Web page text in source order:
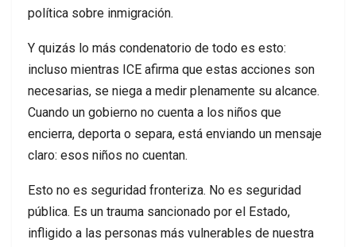
política sobre inmigración.
Y quizás lo más condenatorio de todo es esto:
incluso mientras ICE afirma que estas acciones son
necesarias, se niega a medir plenamente su alcance.
Cuando un gobierno no cuenta a los niños que
encierra, deporta o separa, está enviando un mensaje
claro: esos niños no cuentan.
Esto no es seguridad fronteriza. No es seguridad
pública. Es un trauma sancionado por el Estado,
infligido a las personas más vulnerables de nuestra